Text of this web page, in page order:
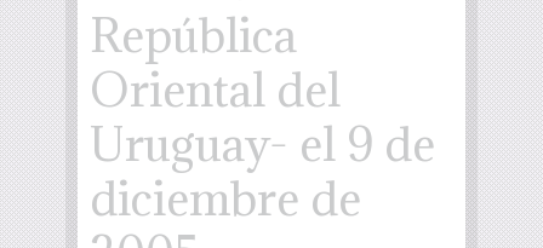
República
Oriental del
Uruguay- el 9 de
diciembre de